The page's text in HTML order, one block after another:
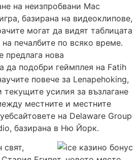
на неизпробвани Mac
базирана на видеоклипове,
могат да видят таблицата
печалбите по всяко време.
предлага нова
да подобри геймплея на Fatih
повече за Lenapehoking,
текущите усилия за възлагане
местните и местните
на Delaware Group
базирана в Ню Йорк.
свят,